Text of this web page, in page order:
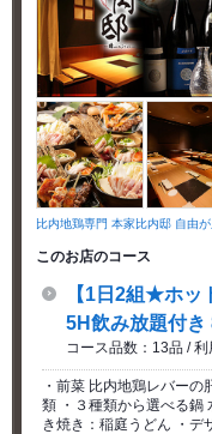
比内地鶏専門 本家比内邸 自由
このお店のコース
【1日2組★ホッ
5H飲み放題付き
コース品数：13品 /
・前菜 比内地鶏レバー
類 ・３種類から選べる鍋
き焼き：稲庭うどん ・